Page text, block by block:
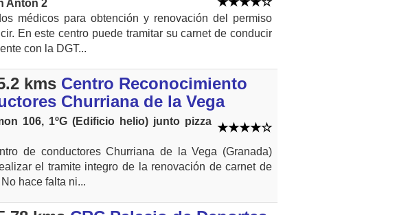
Antón 2
médicos para obtención y renovación del permiso
En este centro puede tramitar su carnet de conducir
con la DGT...
kms Centro Reconocimiento
Churriana de la Vega
106, 1ºG (Edificio helio) junto pizza
de conductores Churriana de la Vega (Granada)
el tramite integro de la renovación de carnet de
hace falta ni...